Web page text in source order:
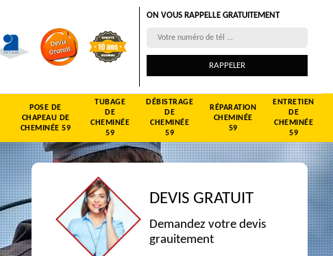
ON VOUS RAPPELLE GRATUITEMENT
POSE DE
CHAPEAU DE
CHEMINÉE 59
TUBAGE
DE
CHEMINÉE
59
DÉBISTRAGE
DE
CHEMINÉE
59
RÉPARATION
CHEMINÉE
59
ENTRETIEN
DE
CHEMINÉE
59
DEVIS GRATUIT
Demandez votre devis
grauitement